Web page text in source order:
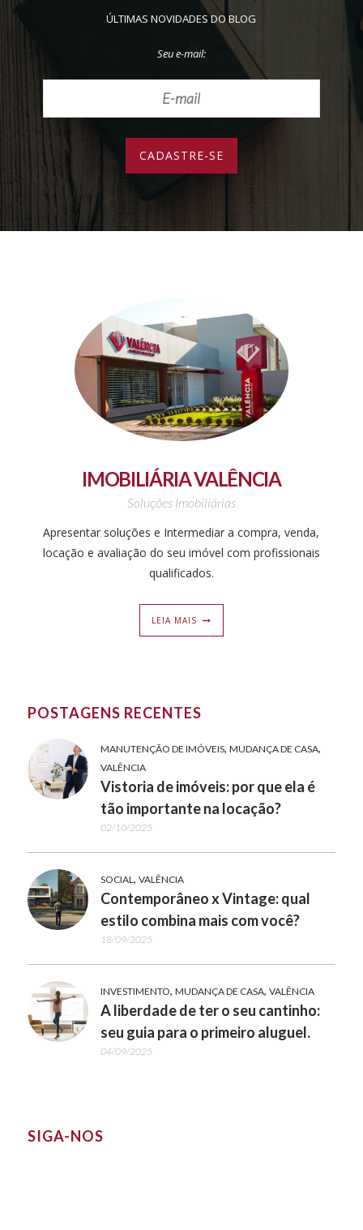
ÚLTIMAS NOVIDADES DO BLOG
Seu e-mail:
IMOBILIÁRIA VALÊNCIA
Soluções Imobiliárias
Apresentar soluções e Intermediar a compra, venda,
locação e avaliação do seu imóvel com profissionais
qualificados.
LEIA MAIS
POSTAGENS RECENTES
MANUTENÇÃO DE IMÓVEIS, MUDANÇA DE CASA,
VALÊNCIA
Vistoria de imóveis: por que ela é
tão importante na locação?
02/10/2025
SOCIAL, VALÊNCIA
Contemporâneo x Vintage: qual
estilo combina mais com você?
18/09/2025
INVESTIMENTO, MUDANÇA DE CASA, VALÊNCIA
A liberdade de ter o seu cantinho:
seu guia para o primeiro aluguel.
04/09/2025
SIGA-NOS